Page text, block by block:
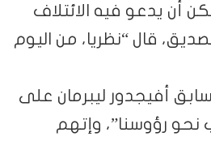
أن يدعو فيه الائتلاف
قال “نظريا، من اليوم
أفيجدور ليبرمان على
نحو رؤوسنا”، وإتهم